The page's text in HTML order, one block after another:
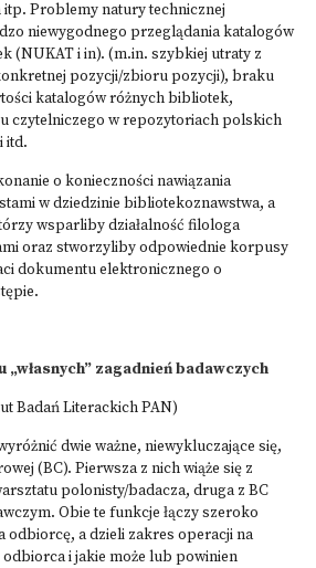
Problemy natury technicznej
niewygodnego przeglądania katalogów
(NUKAT i in). (m.in. szybkiej utraty z
pozycji/zbioru pozycji), braku
katalogów różnych bibliotek,
czytelniczego w repozytoriach polskich
itd.
o konieczności nawiązania
w dziedzinie bibliotekoznawstwa, a
wsparliby działalność filologa
oraz stworzyliby odpowiednie korpusy
dokumentu elektronicznego o
„własnych” zagadnień badawczych
Badań Literackich PAN)
dwie ważne, niewykluczające się,
(BC). Pierwsza z nich wiąże się z
polonisty/badacza, druga z BC
Obie te funkcje łączy szeroko
odbiorcę, a dzieli zakres operacji na
i jakie może lub powinien